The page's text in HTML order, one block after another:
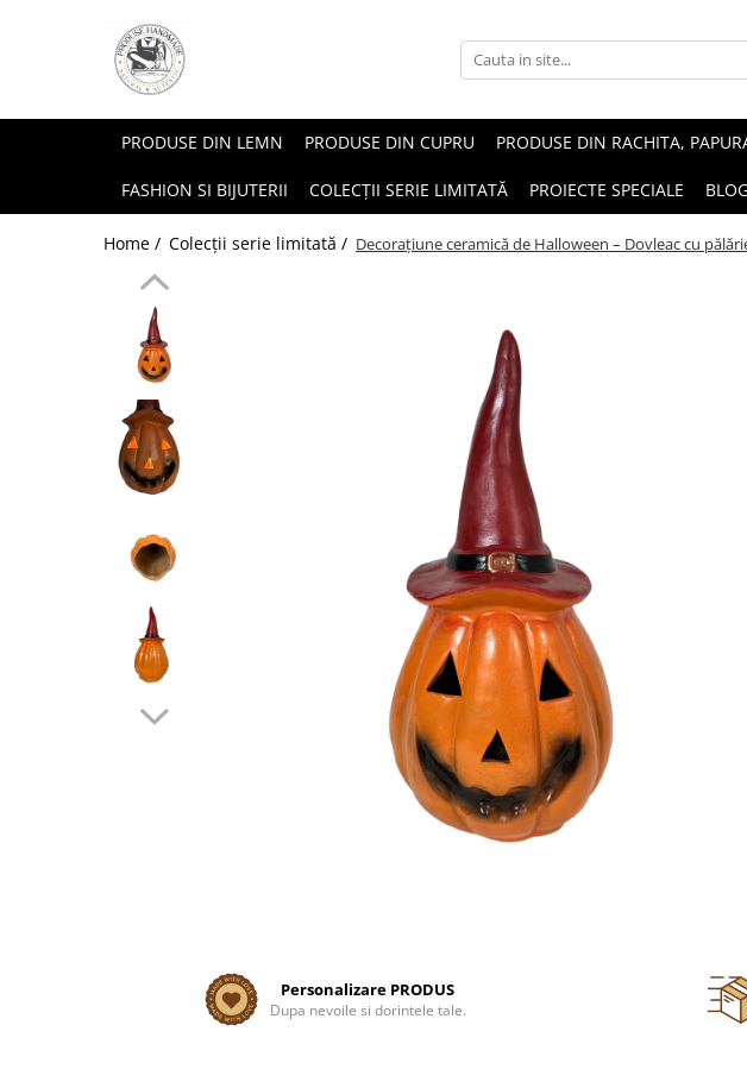
PRODUSE DIN LEMN PRODUSE DIN CUPRU PRODUSE DIN RACHITA,
FASHION SI BIJUTERII COLECȚII SERIE LIMITATĂ PROIECTE SPECIALE
Home / Colecții serie limitată / Decorațiune ceramică de Halloween – Dovleac cu
Personalizare PRODUS
Dupa nevoile si dorintele tale.